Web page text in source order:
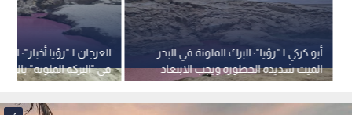
العرجان لـ"رؤيا أخبار":
في "البركة الملونة"
تحذيرات السلامة إلى
أبو كركي لـ"رؤيا": البرك الملونة في البحر
الميت شديدة الخطورة ويجب الابتعاد
عنها.. فيديو